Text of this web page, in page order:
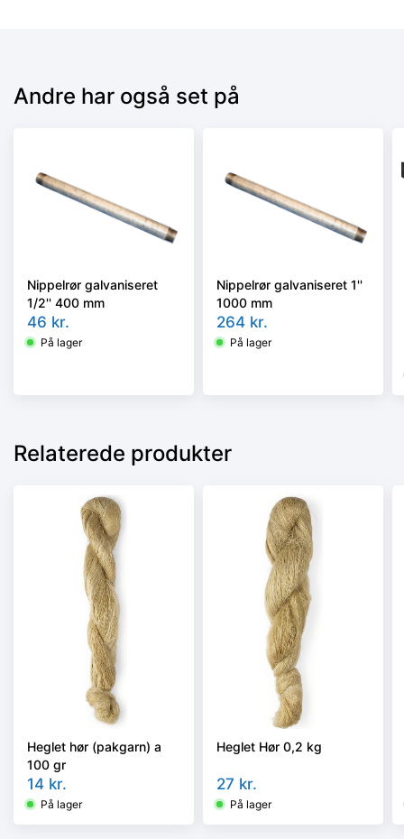
Andre har også set på
Nippelrør galvaniseret
1/2'' 400 mm
46 kr.
På lager
Nippelrør galvaniseret 1''
1000 mm
264 kr.
På lager
Relaterede produkter
Heglet hør (pakgarn) a
100 gr
14 kr.
På lager
Heglet Hør 0,2 kg
27 kr.
På lager